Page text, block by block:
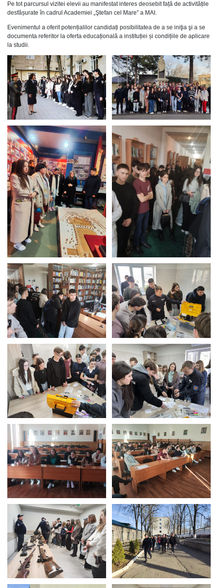
Pe tot parcursul vizitei elevii au manifestat interes deosebit față de activitățile
desfășurate în cadrul Academiei „Ştefan cel Mare” a MAI.
Evenimentul a oferit potențialilor candidați posibilitatea de a se iniţia şi a se
documenta referitor la oferta educațională a instituției și condițiile de aplicare
la studii.